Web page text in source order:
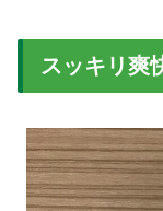
スッキリ爽